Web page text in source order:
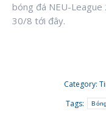
bóng đá NEU-
30/8 tới đây.
Category:
Tags: